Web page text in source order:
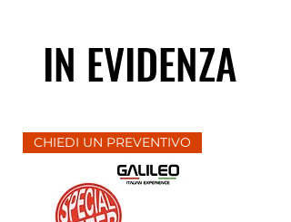
IN EVIDENZA
CHIEDI UN PREVENTIVO